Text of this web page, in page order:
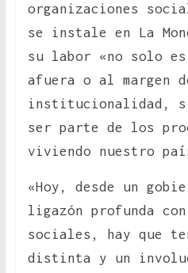
organizaciones
se instale en La
su labor «no solo
afuera o al margen
institucionalidad,
ser parte de los
viviendo nuestro
«Hoy, desde un
ligazón profunda
sociales, hay que
distinta y un